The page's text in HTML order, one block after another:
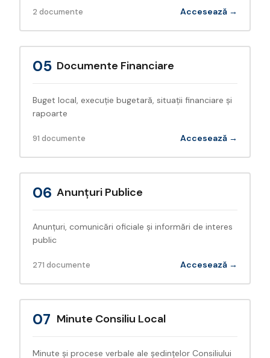
2 documente Accesează →
05 Documente Financiare
Buget local, execuție bugetară, situații financiare și
rapoarte
91 documente Accesează →
06 Anunțuri Publice
Anunțuri, comunicări oficiale și informări de interes
public
271 documente Accesează →
07 Minute Consiliu Local
Minute și procese verbale ale ședințelor Consiliului